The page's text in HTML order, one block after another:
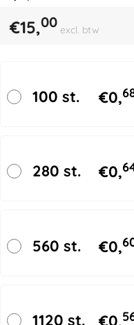
€15,00 excl. btw
100 st. €0,
280 st. €0,
560 st. €0,
1120 st. €0,